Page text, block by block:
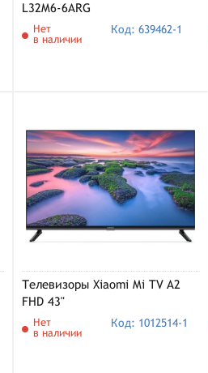
L32M6-6ARG
Нет
в наличии
Код: 639462-1
Телевизоры Xiaomi Mi TV A2
FHD 43"
Нет
в наличии
Код: 1012514-1